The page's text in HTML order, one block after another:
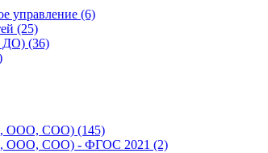
управление (6)
(25)
ДО) (36)
ООО, СОО) (145)
ООО, СОО) - ФГОС 2021 (2)